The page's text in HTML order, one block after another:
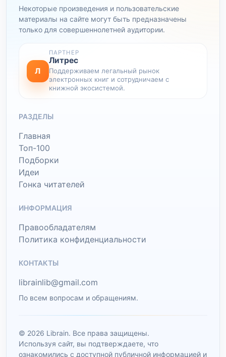
Некоторые произведения и пользовательские
материалы на сайте могут быть предназначены
только для совершеннолетней аудитории.
Л
ПАРТНЕР
Литрес
Поддерживаем легальный рынок
электронных книг и сотрудничаем с
книжной экосистемой.
РАЗДЕЛЫ
Главная
Топ-100
Подборки
Идеи
Гонка читателей
ИНФОРМАЦИЯ
Правообладателям
Политика конфиденциальности
КОНТАКТЫ
librainlib@gmail.com
По всем вопросам и обращениям.
© 2026 Librain. Все права защищены.
Используя сайт, вы подтверждаете, что
ознакомились с доступной публичной информацией и